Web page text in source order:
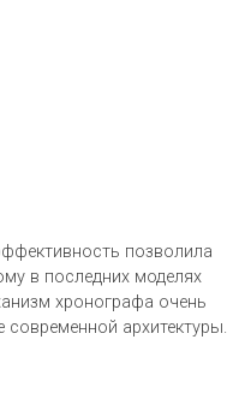
позволила
в последних моделях
хронографа очень
архитектуры.